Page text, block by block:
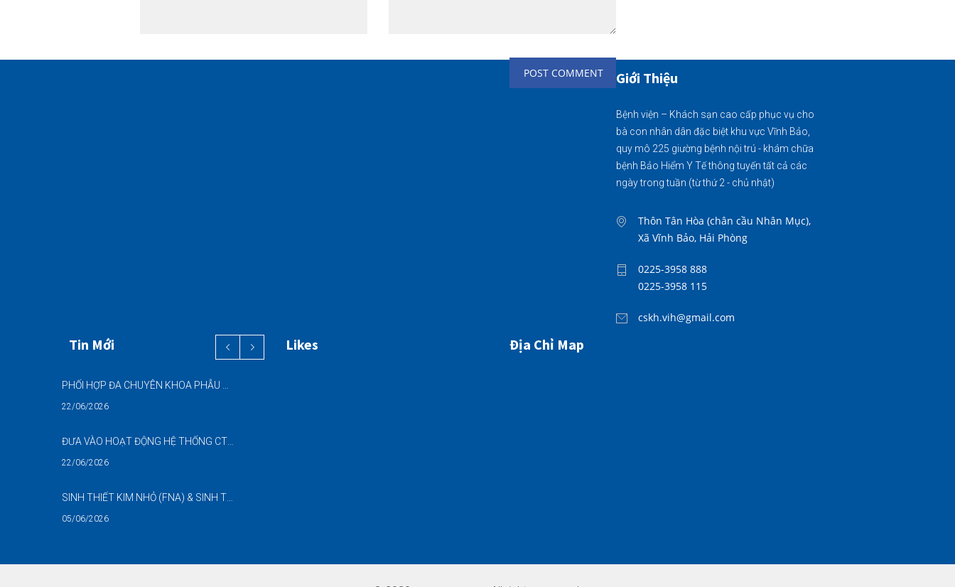
Giới Thiệu
Bệnh viện – Khách sạn cao cấp phục vụ cho
bà con nhân dân đặc biệt khu vực Vĩnh Bảo,
quy mô 225 giường bệnh nội trú - khám chữa
bệnh Bảo Hiểm Y Tế thông tuyến tất cả các
ngày trong tuần (từ thứ 2 - chủ nhật)
Thôn Tân Hòa (chân cầu Nhân Mục),
Xã Vĩnh Bảo, Hải Phòng
0225-3958 888
0225-3958 115
cskh.vih@gmail.com
Tin Mới
PHỐI HỢP ĐA CHUYÊN KHOA PHẪU THUẬT NỘI SOI “2 TRONG 1” THÀNH CÔNG CHO BỆNH NHÂN 69 TUỔI MẮC ĐỒNG THỜI HAI BỆNH LÝ NẶNG
22/06/2026
ĐƯA VÀO HOẠT ĐỘNG HỆ THỐNG CT CONE BEAM (CBCT) 3D THẾ HỆ MỚI – NÂNG CAO CHẤT LƯỢNG CHẨN ĐOÁN RĂNG HÀM MẶT
22/06/2026
SINH THIẾT KIM NHỎ (FNA) & SINH THIẾT KIM LÕI (CNB) – HỖ TRỢ ĐÁNH GIÁ CÁC TỔN THƯƠNG NGHI NGỜ UNG THƯ DƯỚI HƯỚNG DẪN SIÊU ÂM
05/06/2026
Likes Địa Chỉ Map